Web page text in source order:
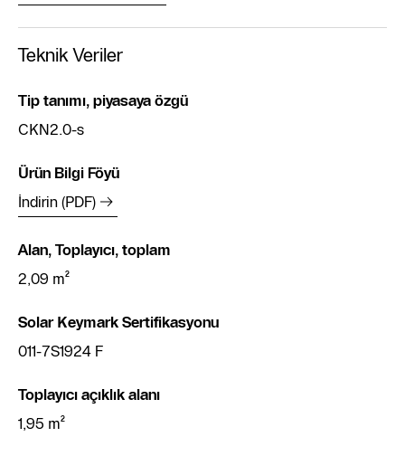
Teknik Veriler
Tip tanımı, piyasaya özgü
CKN2.0-s
Ürün Bilgi Föyü
İndirin (PDF)
Alan, Toplayıcı, toplam
2,09 m²
Solar Keymark Sertifikasyonu
011-7S1924 F
Toplayıcı açıklık alanı
1,95 m²